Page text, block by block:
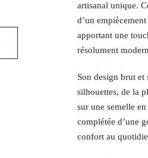
artisanal unique.
d’un
apportant une
résolument
Son design brut et
silhouettes, de la
sur une semelle
complétée d’une
confort au